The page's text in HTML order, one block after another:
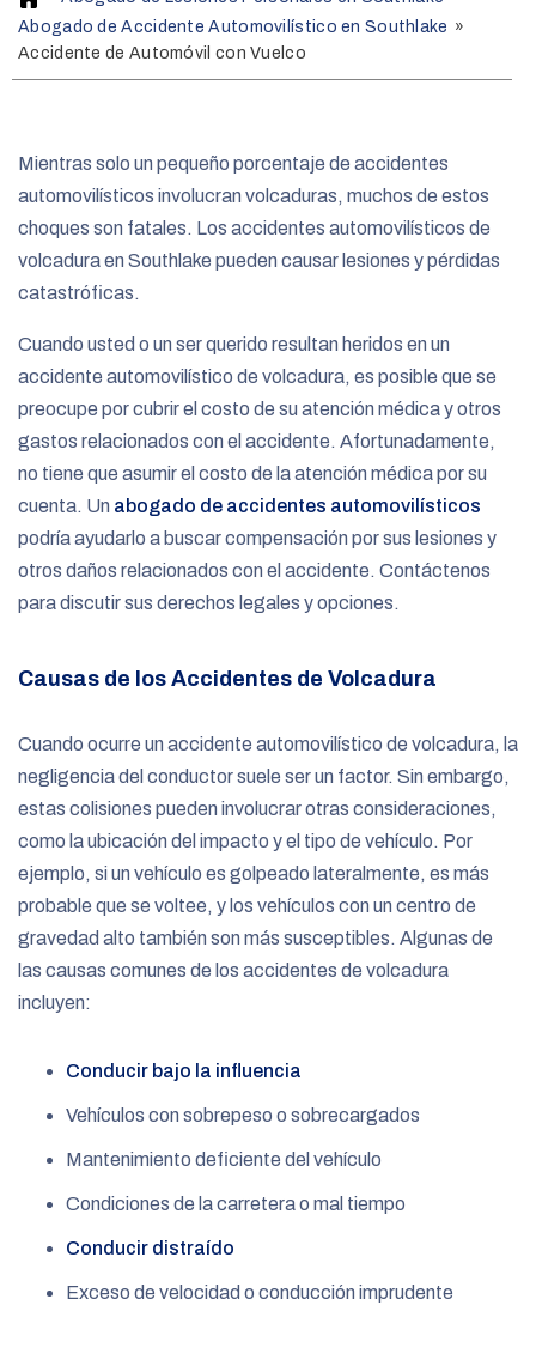
o
m
e
Abogado de Accidente Automovilístico en Southlake »
Accidente de Automóvil con Vuelco
Mientras solo un pequeño porcentaje de accidentes
automovilísticos involucran volcaduras, muchos de estos
choques son fatales. Los accidentes automovilísticos de
volcadura en Southlake pueden causar lesiones y pérdidas
catastróficas.
Cuando usted o un ser querido resultan heridos en un
accidente automovilístico de volcadura, es posible que se
preocupe por cubrir el costo de su atención médica y otros
gastos relacionados con el accidente. Afortunadamente,
no tiene que asumir el costo de la atención médica por su
cuenta. Un abogado de accidentes automovilísticos
podría ayudarlo a buscar compensación por sus lesiones y
otros daños relacionados con el accidente. Contáctenos
para discutir sus derechos legales y opciones.
Causas de los Accidentes de Volcadura
Cuando ocurre un accidente automovilístico de volcadura, la
negligencia del conductor suele ser un factor. Sin embargo,
estas colisiones pueden involucrar otras consideraciones,
como la ubicación del impacto y el tipo de vehículo. Por
ejemplo, si un vehículo es golpeado lateralmente, es más
probable que se voltee, y los vehículos con un centro de
gravedad alto también son más susceptibles. Algunas de
las causas comunes de los accidentes de volcadura
incluyen:
Conducir bajo la influencia
Vehículos con sobrepeso o sobrecargados
Mantenimiento deficiente del vehículo
Condiciones de la carretera o mal tiempo
Conducir distraído
Exceso de velocidad o conducción imprudente